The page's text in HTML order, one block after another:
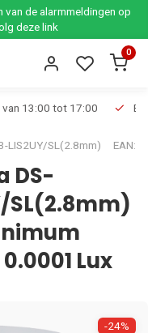
van de alarmmeldingen op
deze link
0
13:00 tot 17:00
LIS2UY/SL(2.8mm) EAN:
DS-
SL(2.8mm)
Lux
-24%